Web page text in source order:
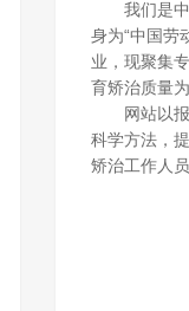
我们是中
身为“中国劳
业，现聚集
育矫治质量
网站以报
科学方法，
矫治工作人